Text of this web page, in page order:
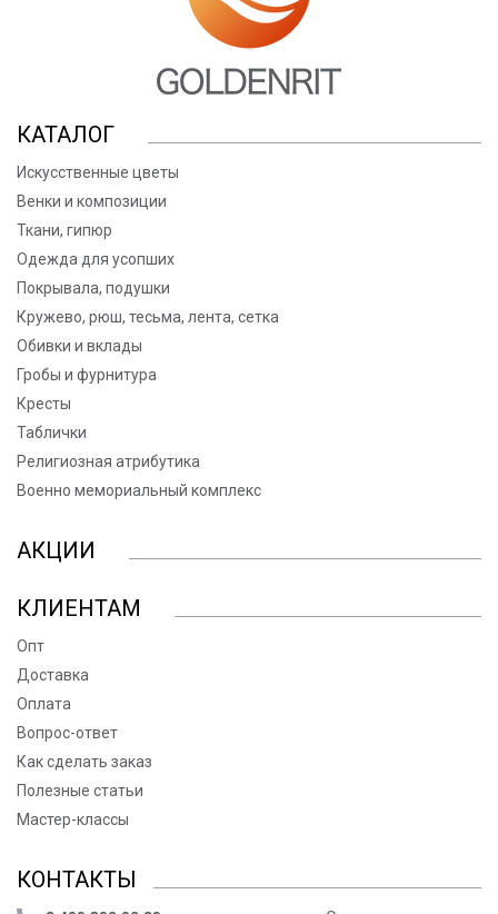
КАТАЛОГ
Искусственные цветы
Венки и композиции
Ткани, гипюр
Одежда для усопших
Покрывала, подушки
Кружево, рюш, тесьма, лента, сетка
Обивки и вклады
Гробы и фурнитура
Кресты
Таблички
Религиозная атрибутика
Военно мемориальный комплекс
АКЦИИ
КЛИЕНТАМ
Опт
Доставка
Оплата
Вопрос-ответ
Как сделать заказ
Полезные статьи
Мастер-классы
КОНТАКТЫ